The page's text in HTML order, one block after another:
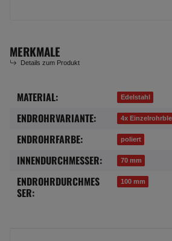
MERKMALE
Details zum Produkt
Produkteigenschaft
Wert
MATERIAL: Edelstahl
ENDROHRVARIANTE: 4x
ENDROHRFARBE: poliert
INNENDURCHMESSER: 70 mm
ENDROHRDURCHMES
SER:
100 mm